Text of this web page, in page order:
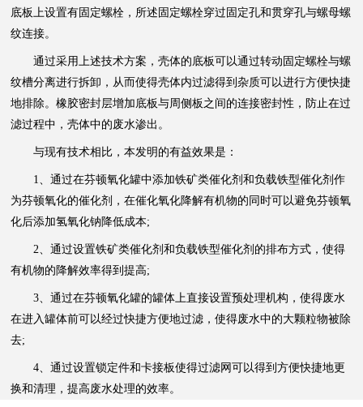
底板上设置有固定螺栓，所述固定螺栓穿过固定孔和贯穿孔与螺母螺
纹连接。
通过采用上述技术方案，壳体的底板可以通过转动固定螺栓与螺
纹槽分离进行拆卸，从而使得壳体内过滤得到杂质可以进行方便快捷
地排除。橡胶密封层增加底板与周侧板之间的连接密封性，防止在过
滤过程中，壳体中的废水渗出。
与现有技术相比，本发明的有益效果是：
1、通过在芬顿氧化罐中添加铁矿类催化剂和负载铁型催化剂作
为芬顿氧化的催化剂，在催化氧化降解有机物的同时可以避免芬顿氧
化后添加氢氧化钠降低成本;
2、通过设置铁矿类催化剂和负载铁型催化剂的排布方式，使得
有机物的降解效率得到提高;
3、通过在芬顿氧化罐的罐体上直接设置预处理机构，使得废水
在进入罐体前可以经过快捷方便地过滤，使得废水中的大颗粒物被除
去;
4、通过设置锁定件和卡接板使得过滤网可以得到方便快捷地更
换和清理，提高废水处理的效率。